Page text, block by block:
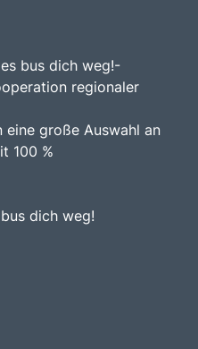
bus dich weg!-
regionaler
eine große Auswahl an
100 %
dich weg!